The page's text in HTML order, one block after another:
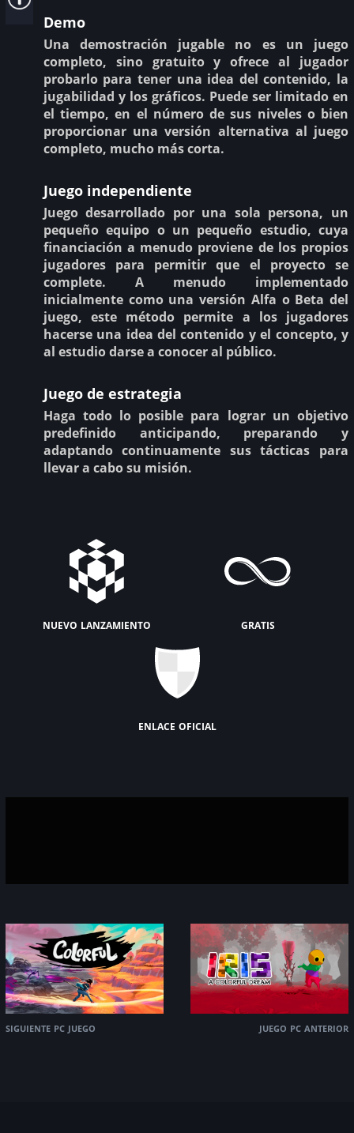
Demo
Una demostración jugable no es un juego
completo, sino gratuito y ofrece al jugador
probarlo para tener una idea del contenido, la
jugabilidad y los gráficos. Puede ser limitado en
el tiempo, en el número de sus niveles o bien
proporcionar una versión alternativa al juego
completo, mucho más corta.
Juego independiente
Juego desarrollado por una sola persona, un
pequeño equipo o un pequeño estudio, cuya
financiación a menudo proviene de los propios
jugadores para permitir que el proyecto se
complete. A menudo implementado
inicialmente como una versión Alfa o Beta del
juego, este método permite a los jugadores
hacerse una idea del contenido y el concepto, y
al estudio darse a conocer al público.
Juego de estrategia
Haga todo lo posible para lograr un objetivo
predefinido anticipando, preparando y
adaptando continuamente sus tácticas para
llevar a cabo su misión.
nuevo lanzamiento gratis
enlace oficial
siguiente pc juego juego pc anterior